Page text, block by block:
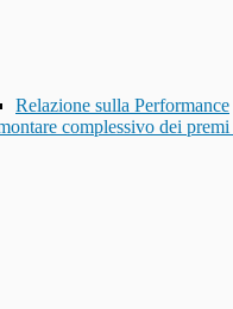
Relazione sulla Performance
complessivo dei premi